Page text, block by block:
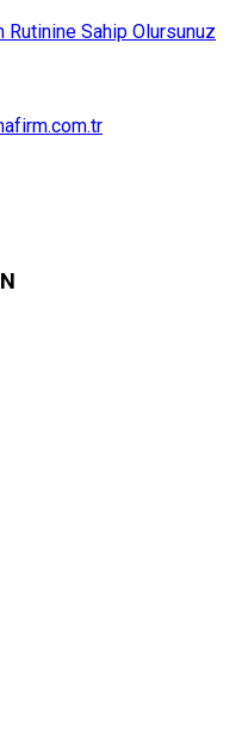
Rutinine Sahip Olursunuz